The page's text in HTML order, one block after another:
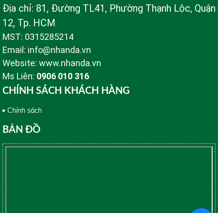
Địa chỉ: 81, Đường TL41, Phường Thạnh Lộc, Quận
12, Tp. HCM
MST: 0315285214
Email: info@nhanda.vn
Website: www.nhanda.vn
Ms Liên: 0906 010 316
CHÍNH SÁCH KHÁCH HÀNG
Chính sách
BẢN ĐỒ